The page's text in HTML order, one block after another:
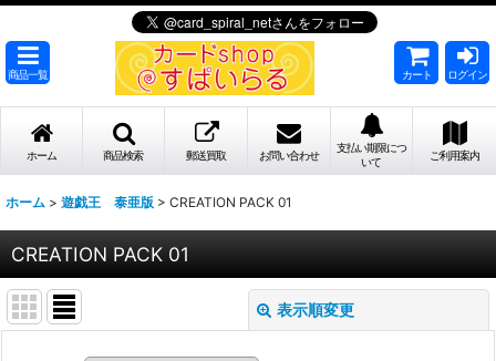
商品一覧 カート ログイン
ホーム 商品検索 郵送買取 お問い合わせ
支払い期限につ
いて
ご利用案内
ホーム > 遊戯王 泰亜版 > CREATION PACK 01
CREATION PACK 01
表示順変更